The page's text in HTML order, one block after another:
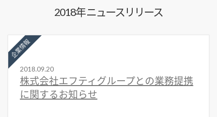
2018年 ニュースリリース
2018.09.20
株式会社エフティグループとの業務提携
に関するお知らせ
企業情報